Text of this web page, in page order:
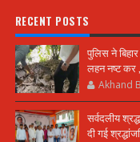
RECENT POSTS
पुलिस ने
लहन नष्ट कर
Akhand
सर्वदलीय
दी गई